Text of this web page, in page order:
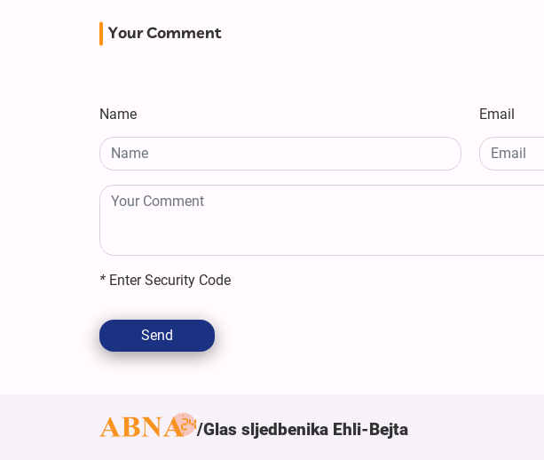
Your Comment
Name Email
* Enter Security Code
Send
Glas sljedbenika Ehli-Bejta